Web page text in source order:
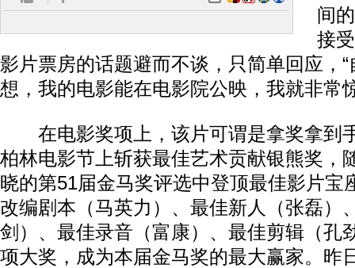
间
接
影片票房的话题避而不谈，只简单回应，
想，我的电影能在电影院公映，我就非常
在电影奖项上，该片可谓是拿奖拿到
柏林电影节上斩获最佳艺术贡献银熊奖，
晓的第51届金马奖评选中登顶最佳影片宝
改编剧本（马英力）、最佳新人（张磊）
剑）、最佳录音（富康）、最佳剪辑（孔
项大奖，成为本届金马奖的最大赢家。昨